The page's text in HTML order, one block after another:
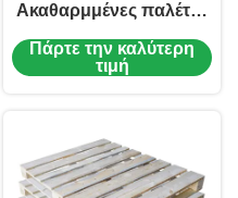
Ακαθαρμμένες παλέτες
Ευρωπαίος
ανεμοφόρος
Πάρτε την καλύτερη
τιμή